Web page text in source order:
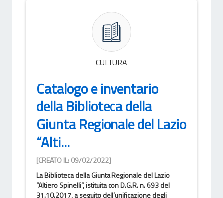
CULTURA
Catalogo e inventario
della Biblioteca della
Giunta Regionale del Lazio
“Alti...
[CREATO IL: 09/02/2022]
La Biblioteca della Giunta Regionale del Lazio
“Altiero Spinelli”, istituita con D.G.R. n. 693 del
31.10.2017, a seguito dell’unificazione degli